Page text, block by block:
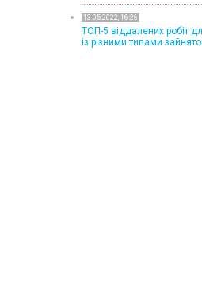
13.05.2022, 16:26
ТОП-5 віддалених робіт
із різними типами